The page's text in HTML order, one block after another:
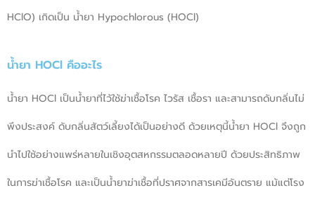
HClO) เกิดเป็น น้ำยา Hypochlorous (HOCl)
น้ำยา HOCl คืออะไร
น้ำยา HOCl เป็นน้ำยาที่ไว้ใช้ฆ่าเชื้อโรค ไวรัส เชื้อรา และสามารถดับกลิ่นไม่
พึงประสงค์ ดับกลิ่นสัตว์เลี้ยงได้เป็นอย่างดี ด้วยเหตุนี้น้ำยา HOCl จึงถูก
นำไปใช้อย่างแพร่หลายในเชิงอุตสหกรรมตลอดหลายปี ด้วยประสิทธิภาพ
ในการฆ่าเชื้อโรค และเป็นน้ำยาฆ่าเชื้อที่ปราศจากสารเคมีอันตราย แม้แต่โรง